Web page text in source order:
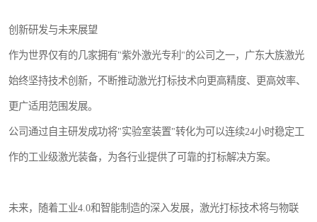
创新研发与未来展望
作为世界仅有的几家拥有"紫外激光专利"的公司之一，广东大族激光
始终坚持技术创新，不断推动激光打标技术向更高精度、更高效率、
更广适用范围发展。
公司通过自主研发成功将"实验室装置"转化为可以连续24小时稳定工
作的工业级激光装备，为各行业提供了可靠的打标解决方案。
未来，随着工业4.0和智能制造的深入发展，激光打标技术将与物联